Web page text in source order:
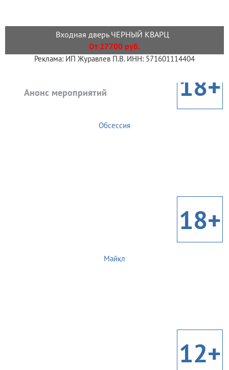
Входная дверь ЧЕРНЫЙ КВАРЦ
От 27700 руб.
Реклама: ИП Журавлев П.В. ИНН: 571601114404
Анонс мероприятий 18+
Обсессия
18+
Майкл
12+